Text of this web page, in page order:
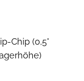
Chip (0,5°